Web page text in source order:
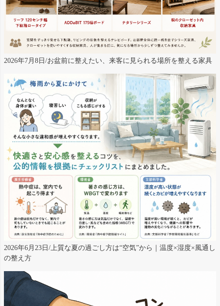
2026年7月8日/お盆前に整えたい、来客に見られる場所を整える家具
2026年6月23日/上質な夏の過ごし方は“空気”から｜温度×湿度×風通し
の整え方